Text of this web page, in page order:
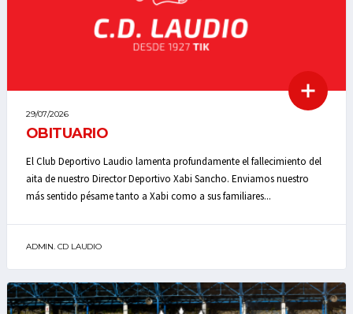
29/07/2026
OBITUARIO
El Club Deportivo Laudio lamenta profundamente el fallecimiento del
aita de nuestro Director Deportivo Xabi Sancho. Enviamos nuestro
más sentido pésame tanto a Xabi como a sus familiares...
ADMIN. CD LAUDIO